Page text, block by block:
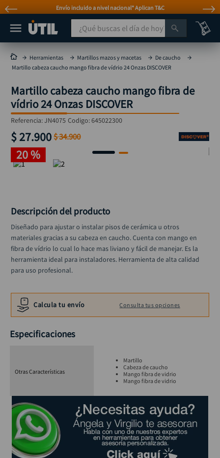
Envío incluido a nivel nacional* Aplican T&C
¿Qué buscas el día de hoy?
Herramientas Martillos mazos y macetas
De caucho
Martillo cabeza caucho mango fibra de vídrio 24 Onzas DISCOVER
Martillo cabeza caucho mango fibra de
vídrio 24 Onzas DISCOVER
Referencia:JN4075 Codigo:645022300
$27.900 $34.900
20 %
Descripción del producto
Diseñado para ajustar o instalar pisos de cerámica u otros
materiales gracias a su cabeza en caucho. Cuenta con mango en
fibra de vídrio lo cual lo hace mas liviano y fácil de manejar. Es la
herramienta ideal para instaladores. Herramienta de alta calidad
para uso profesional.
Calcula tu envío Consulta tus opciones
Especificaciones
Otras Características
Martillo
Cabeza de caucho
Mango fibra de vidrio
Mango fibra de vidrio
MÁS BUSCADOS
taladro
taladros pulidoras
compresor
broca
sierra circular
hidrolavadora
taladro inalámbrico
llave impacto